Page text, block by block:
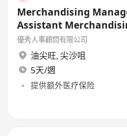
Merchandising
Assistant
Manager (Garment)
優秀人事顧問有限公司
油尖旺, 尖沙咀
5天/週
提供额外医疗保险